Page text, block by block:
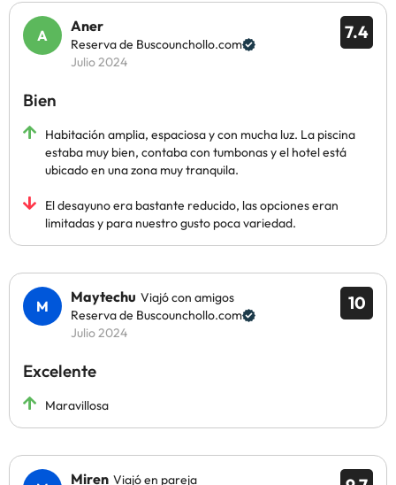
7.4
Aner
Reserva de Buscounchollo.com
Julio 2024
Bien
Habitación amplia, espaciosa y con mucha luz. La piscina
estaba muy bien, contaba con tumbonas y el hotel está
ubicado en una zona muy tranquila.
El desayuno era bastante reducido, las opciones eran
limitadas y para nuestro gusto poca variedad.
10
Maytechu Viajó con amigos
Reserva de Buscounchollo.com
Julio 2024
Excelente
Maravillosa
Miren Viajó en pareja